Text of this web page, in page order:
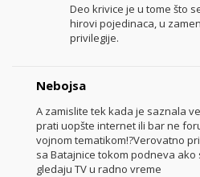
Deo krivice je u tome što
hirovi pojedinaca, u
privilegije.
Nebojsa
A zamislite tek kada je saznala
prati uopšte internet ili bar ne
vojnom tematikom!?Verovatno
sa Batajnice tokom podneva
gledaju TV u radno vreme